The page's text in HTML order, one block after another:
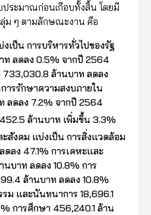
ประมาณก่อนเกือบทั้งสิ้น โดยมี
ลุ่ม ๆ ตามลักษณะงาน คือ
เป็น การบริหารทั่วไปของรัฐ
ท ลดลง 0.5% จากปี 2564
733,030.8 ล้านบาท ลดลง
ารรักษาความสงบภายใน
ลดลง 7.2% จากปี 2564
ล้านบาท เพิ่มขึ้น 3.3%
สังคม แบ่งเป็น การสิ่งแวดล้อม
ลง 47.1% การเคหะและ
นบาท ลดลง 10.8% การ
ล้านบาท ลดลง 10.8%
ม และนันทนาการ 18,696.1
การศึกษา 456,240.1 ล้าน